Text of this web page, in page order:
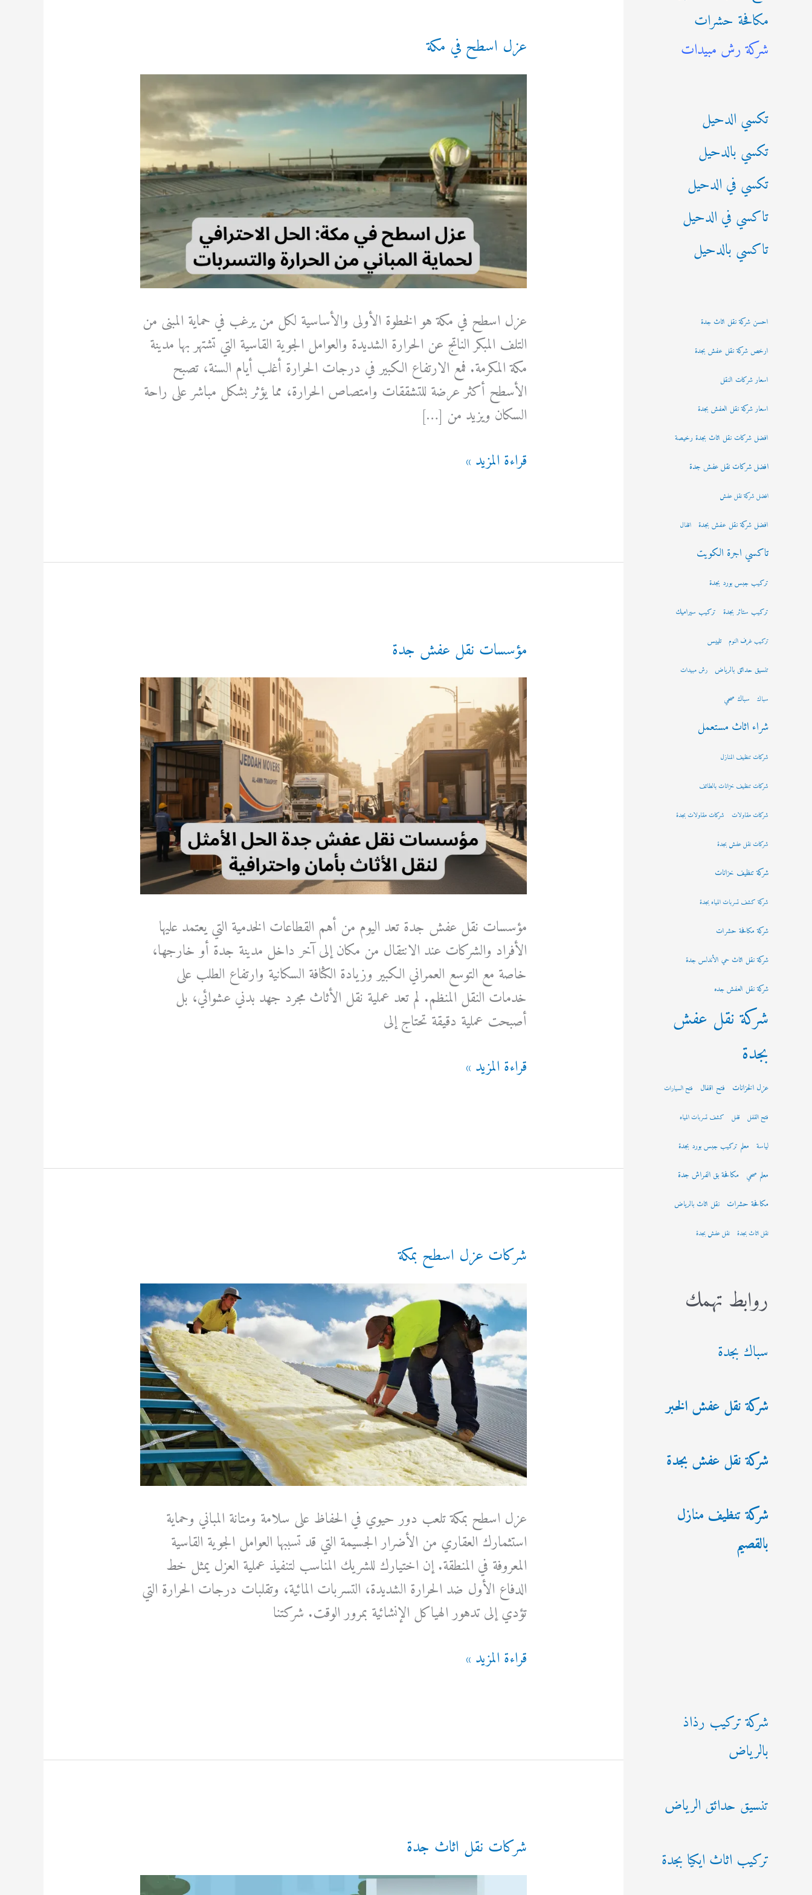
ث
ع
:
مكافحة حشرات
شركة رش مبيدات
تكسي الدحيل
تكسي بالدحيل
تكسي في الدحيل
تاكسي في الدحيل
تاكسي بالدحيل
احسن شركة نقل اثاث جدة
ارخص شركة نقل عفش بجدة
اسعار شركات النقل
اسعار شركة نقل العفش بجدة
افضل شركات نقل اثاث بجدة رخيصة
افضل شركات نقل عفش جدة
افضل شركة نقل عفش
افضل شركة نقل عفش بجدة اقفال
تاكسي اجرة الكويت
تركيب جبس بورد بجدة
تركيب ستائر بجدة تركيب سيراميك
تركيب غرف النوم تلييس
تنسيق حدائق بالرياض رش مبيدات
سباك سباك صحي
شراء اثاث مستعمل
شركات تنظيف المنازل
شركات تنظيف خزانات بالطائف
شركات مقاولات شركات مقاولات بجدة
شركات نقل عفش بجدة
شركة تنظيف خزانات
شركة كشف تسربات المياه بجدة
شركة مكافحة حشرات
شركة نقل اثاث حي الأندلس جدة
شركة نقل العفش جده
شركة نقل عفش
بجدة
عزل الخزانات فتح اقفال فتح السيارات
فتح القفل قفل كشف تسربات المياه
لياسة معلم تركيب جبس بورد بجدة
معلم صحي مكافحة بق الفراش جدة
مكافحة حشرات نقل اثاث بالرياض
نقل اثاث بجدة نقل عفش بجدة
روابط تهمك
سباك بجدة
شركة نقل عفش الخبر
شركة نقل عفش بجدة
شركة تنظيف منازل
بالقصيم
شركة تركيب رذاذ
بالرياض
تنسيق حدائق الرياض
تركيب اثاث ايكيا بجدة
عزل اسطح في مكة
عزل اسطح في مكة هو الخطوة الأولى والأساسية لكل من يرغب في حماية المبنى من
التلف المبكر الناتج عن الحرارة الشديدة والعوامل الجوية القاسية التي تشتهر بها مدينة
مكة المكرمة. فمع الارتفاع الكبير في درجات الحرارة أغلب أيام السنة، تصبح
الأسطح أكثر عرضة للتشققات وامتصاص الحرارة، مما يؤثر بشكل مباشر على راحة
السكان ويزيد من […]
عزل
قراءة المزيد »
مؤسسات نقل عفش جدة
مؤسسات نقل عفش جدة تعد اليوم من أهم القطاعات الخدمية التي يعتمد عليها
الأفراد والشركات عند الانتقال من مكان إلى آخر داخل مدينة جدة أو خارجها،
خاصة مع التوسع العمراني الكبير وزيادة الكثافة السكانية وارتفاع الطلب على
خدمات النقل المنظم. لم تعد عملية نقل الأثاث مجرد جهد بدني عشوائي، بل
أصبحت عملية دقيقة تحتاج إلى
مؤسسات
قراءة المزيد »
شركات عزل اسطح بمكة
عزل اسطح بمكة تلعب دور حيوي في الحفاظ على سلامة ومتانة المباني وحماية
استثمارك العقاري من الأضرار الجسيمة التي قد تسببها العوامل الجوية القاسية
المعروفة في المنطقة. إن اختيارك للشريك المناسب لتنفيذ عملية العزل يمثل خط
الدفاع الأول ضد الحرارة الشديدة، التسربات المائية، وتقلبات درجات الحرارة التي
تؤدي إلى تدهور الهياكل الإنشائية بمرور الوقت. شركتنا
شركات
قراءة المزيد »
شركات نقل اثاث جدة